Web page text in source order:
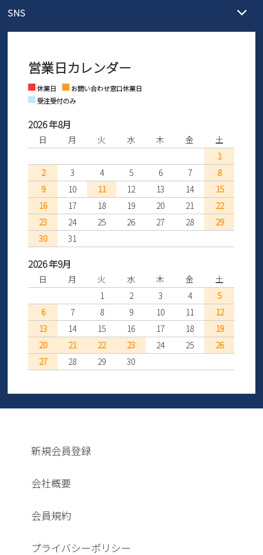
発送日・送料詳細については
ご利用ください。
ントとしても安心してご利用いただけるよう、サイズ交換の受付期
さい。
営業時間：11時～17時
※土日祝はお問い合わせ窓口休業日となります。
SNS
Facebook Instagram
営業日カレンダー
休業日
お問い合わせ窓口休業日
受注受付のみ
2026 年8月
日 月 火 水 木 金
土
1
2
3 4 5 6 7
8
9
10 11 12 13 14
15
16
17 18 19 20 21
22
23
24 25 26 27 28
29
30
31
2026 年9月
日 月 火 水 木 金
土
1
2 3 4
5
6
7 8 9 10 11
12
13
14 15 16 17 18
19
20
21 22 23 24 25
26
27
28 29 30
新規会員登録
会社概要
会員規約
プライバシーポリシー